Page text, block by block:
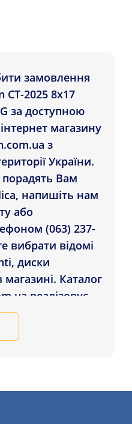
замовлення
CT-2025 8x17
за доступною
магазину
з
України.
Вам
напишіть нам
або
(063) 237-
вибрати відомі
диски
Каталог
реалізовує
Nissan CT-2025
MG клієнтам у